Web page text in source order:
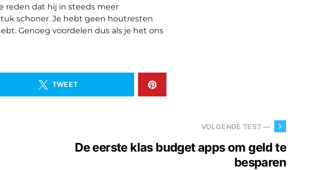
reden dat hij in steeds meer
schoner. Je hebt geen houtresten
Genoeg voordelen dus als je het ons
TWEET
VOLGENDE TEST —
De eerste klas budget apps om geld te
besparen